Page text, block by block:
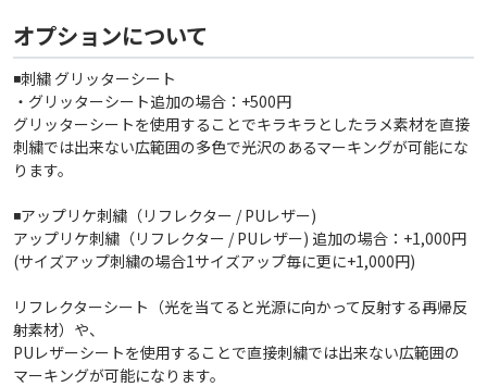
オプションについて
◾️刺繍 グリッターシート
・グリッターシート追加の場合：+500円
グリッターシートを使用することでキラキラとしたラメ素材を直接
刺繍では出来ない広範囲の多色で光沢のあるマーキングが可能にな
ります。
◾️アップリケ刺繍（リフレクター / PUレザー)
アップリケ刺繍（リフレクター / PUレザー) 追加の場合：+1,000円
(サイズアップ刺繍の場合1サイズアップ毎に更に+1,000円)
リフレクターシート（光を当てると光源に向かって反射する再帰反
射素材）や、
PUレザーシートを使用することで直接刺繍では出来ない広範囲の
マーキングが可能になります。